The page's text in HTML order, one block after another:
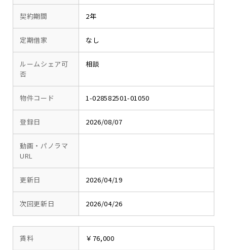
契約期間 2年
定期借家 なし
ルームシェア可
否
相談
物件コード 1-028582501-01050
登録日 2026/08/07
動画・パノラマ
URL
更新日 2026/04/19
次回更新日 2026/04/26
賃料 ￥76,000